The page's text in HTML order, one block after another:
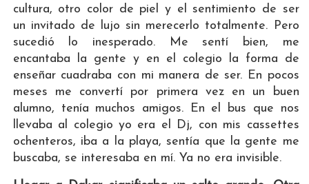
cultura, otro color de piel y el sentimiento de ser
un invitado de lujo sin merecerlo totalmente. Pero
sucedió lo inesperado. Me sentí bien, me
encantaba la gente y en el colegio la forma de
enseñar cuadraba con mi manera de ser. En pocos
meses me convertí por primera vez en un buen
alumno, tenía muchos amigos. En el bus que nos
llevaba al colegio yo era el Dj, con mis cassettes
ochenteros, iba a la playa, sentía que la gente me
buscaba, se interesaba en mí. Ya no era invisible.